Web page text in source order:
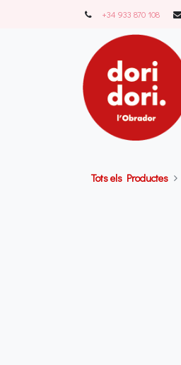
+34 933 870 108
Tots els Productes